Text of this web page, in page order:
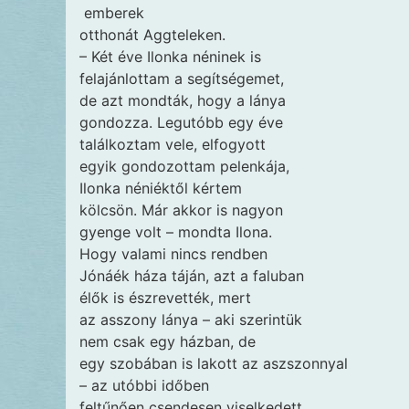
emberek
otthonát Aggteleken.
– Két éve Ilonka néninek is
felajánlottam a segítségemet,
de azt mondták, hogy a lánya
gondozza. Legutóbb egy éve
találkoztam vele, elfogyott
egyik gondozottam pelenkája,
Ilonka néniéktől kértem
kölcsön. Már akkor is nagyon
gyenge volt – mondta Ilona.
Hogy valami nincs rendben
Jónáék háza táján, azt a faluban
élők is észrevették, mert
az asszony lánya – aki szerintük
nem csak egy házban, de
egy szobában is lakott az aszszonnyal
– az utóbbi időben